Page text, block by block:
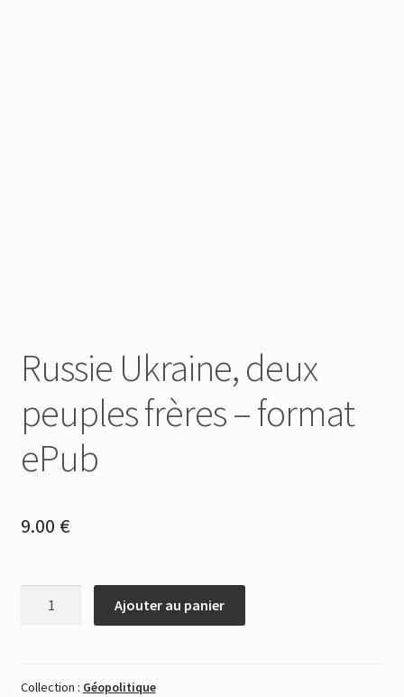
Russie Ukraine, deux
peuples frères – format
ePub
9.00 €
deux
Ajouter au panier
Collection : Géopolitique